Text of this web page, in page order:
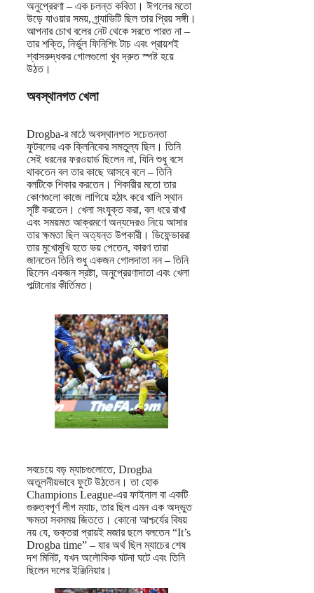
অনুপ্রেরণা – এক চলন্ত কবিতা। ঈগলের মতো
উড়ে যাওয়ার সময়, গ্র্যাভিটি ছিল তার প্রিয় সঙ্গী।
আপনার চোখ বলের নেট থেকে সরতে পারত না –
তার শক্তি, নির্ভুল ফিনিশিং টাচ এবং প্রায়শই
শ্বাসরুদ্ধকর গোলগুলো খুব দ্রুত স্পষ্ট হয়ে
উঠত।
অবস্থানগত খেলা
Drogba-র মাঠে অবস্থানগত সচেতনতা
ফুটবলের এক ক্লিনিকের সমতুল্য ছিল। তিনি
সেই ধরনের ফরওয়ার্ড ছিলেন না, যিনি শুধু বসে
থাকতেন বল তার কাছে আসবে বলে – তিনি
বলটিকে শিকার করতেন। শিকারীর মতো তার
কোণগুলো কাজে লাগিয়ে হঠাৎ করে খালি স্থান
সৃষ্টি করতেন। খেলা সংযুক্ত করা, বল ধরে রাখা
এবং সময়মত আক্রমণে অন্যদেরও নিয়ে আসার
তার ক্ষমতা ছিল অত্যন্ত উপকারী। ডিফেন্ডাররা
তার মুখোমুখি হতে ভয় পেতেন, কারণ তারা
জানতেন তিনি শুধু একজন গোলদাতা নন – তিনি
ছিলেন একজন স্রষ্টা, অনুপ্রেরণাদাতা এবং খেলা
পাল্টানোর কীর্তিমত।
সবচেয়ে বড় ম্যাচগুলোতে, Drogba
অতুলনীয়ভাবে ফুটে উঠতেন। তা হোক
Champions League-এর ফাইনাল বা একটি
গুরুত্বপূর্ণ লীগ ম্যাচ, তার ছিল এমন এক অদ্ভুত
ক্ষমতা সবসময় জিততে। কোনো আশ্চর্যের বিষয়
নয় যে, ভক্তরা প্রায়ই মজার ছলে বলতেন “It’s
Drogba time” – যার অর্থ ছিল ম্যাচের শেষ
দশ মিনিট, যখন অলৌকিক ঘটনা ঘটে এবং তিনি
ছিলেন দলের ইঞ্জিনিয়ার।